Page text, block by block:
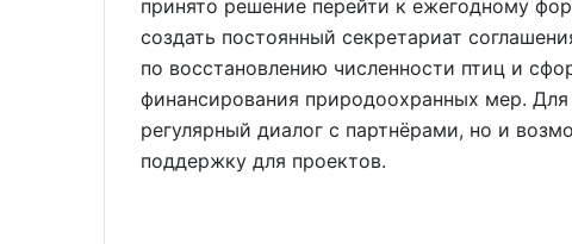
принято решение перейти к ежегодному
создать постоянный секретариат
по восстановлению численности птиц и
финансирования природоохранных мер.
регулярный диалог с партнёрами, но и
поддержку для проектов.